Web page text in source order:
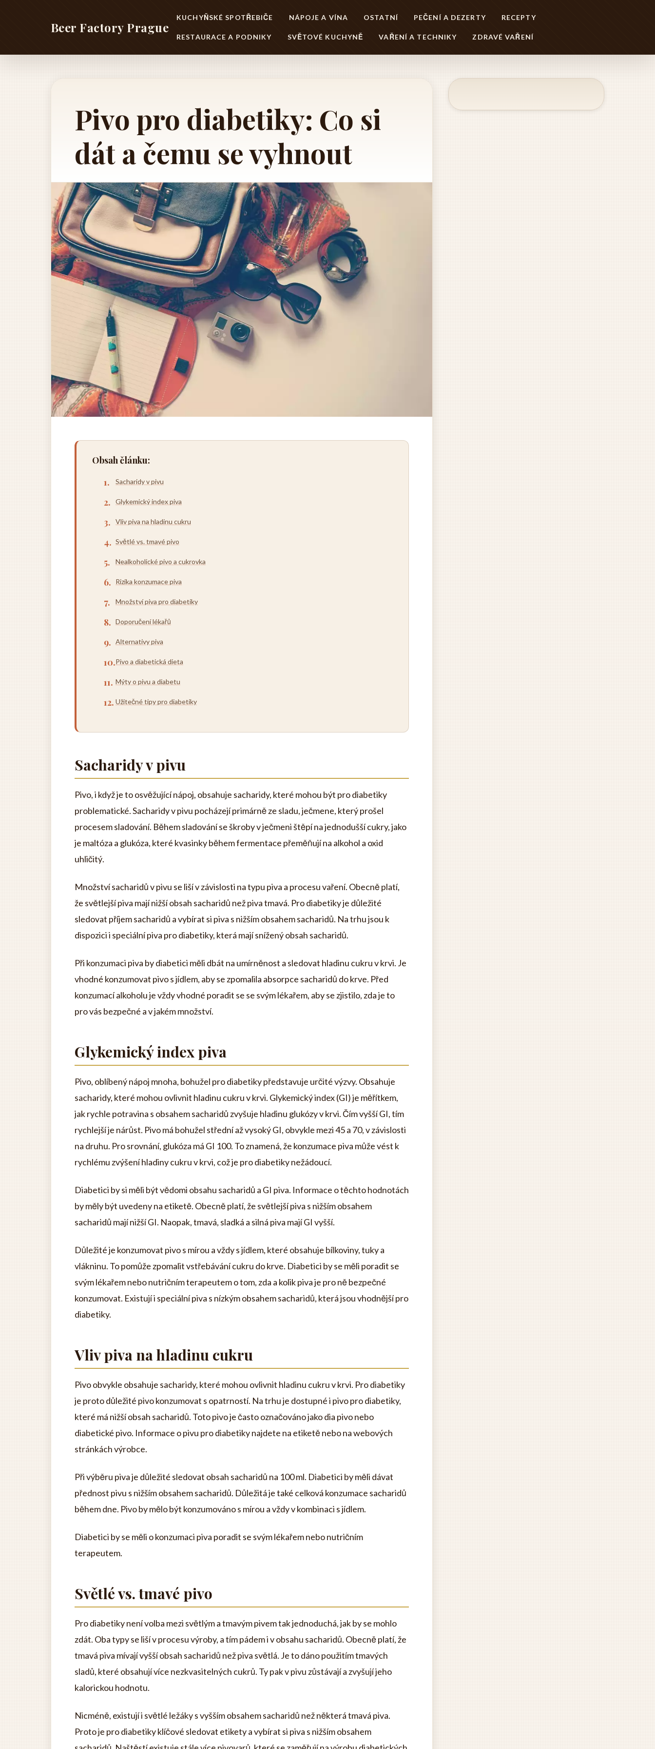
Beer Factory Prague
KUCHYŇSKÉ SPOTŘEBIČE NÁPOJE A VÍNA OSTATNÍ PEČENÍ A DEZERTY RECEPTY
RESTAURACE A PODNIKY SVĚTOVÉ KUCHYNĚ VAŘENÍ A TECHNIKY ZDRAVÉ VAŘENÍ
Pivo pro diabetiky: Co si
dát a čemu se vyhnout
Obsah článku:
Sacharidy v pivu
Glykemický index piva
Vliv piva na hladinu cukru
Světlé vs. tmavé pivo
Nealkoholické pivo a cukrovka
Rizika konzumace piva
Množství piva pro diabetiky
Doporučení lékařů
Alternativy piva
Pivo a diabetická dieta
Mýty o pivu a diabetu
Užitečné tipy pro diabetiky
Sacharidy v pivu
Pivo, i když je to osvěžující nápoj, obsahuje sacharidy, které mohou být pro diabetiky
problematické. Sacharidy v pivu pocházejí primárně ze sladu, ječmene, který prošel
procesem sladování. Během sladování se škroby v ječmeni štěpí na jednodušší cukry, jako
je maltóza a glukóza, které kvasinky během fermentace přeměňují na alkohol a oxid
uhličitý.
Množství sacharidů v pivu se liší v závislosti na typu piva a procesu vaření. Obecně platí,
že světlejší piva mají nižší obsah sacharidů než piva tmavá. Pro diabetiky je důležité
sledovat příjem sacharidů a vybírat si piva s nižším obsahem sacharidů. Na trhu jsou k
dispozici i speciální piva pro diabetiky, která mají snížený obsah sacharidů.
Při konzumaci piva by diabetici měli dbát na umírněnost a sledovat hladinu cukru v krvi. Je
vhodné konzumovat pivo s jídlem, aby se zpomalila absorpce sacharidů do krve. Před
konzumací alkoholu je vždy vhodné poradit se se svým lékařem, aby se zjistilo, zda je to
pro vás bezpečné a v jakém množství.
Glykemický index piva
Pivo, oblíbený nápoj mnoha, bohužel pro diabetiky představuje určité výzvy. Obsahuje
sacharidy, které mohou ovlivnit hladinu cukru v krvi. Glykemický index (GI) je měřítkem,
jak rychle potravina s obsahem sacharidů zvyšuje hladinu glukózy v krvi. Čím vyšší GI, tím
rychlejší je nárůst. Pivo má bohužel střední až vysoký GI, obvykle mezi 45 a 70, v závislosti
na druhu. Pro srovnání, glukóza má GI 100. To znamená, že konzumace piva může vést k
rychlému zvýšení hladiny cukru v krvi, což je pro diabetiky nežádoucí.
Diabetici by si měli být vědomi obsahu sacharidů a GI piva. Informace o těchto hodnotách
by měly být uvedeny na etiketě. Obecně platí, že světlejší piva s nižším obsahem
sacharidů mají nižší GI. Naopak, tmavá, sladká a silná piva mají GI vyšší.
Důležité je konzumovat pivo s mírou a vždy s jídlem, které obsahuje bílkoviny, tuky a
vlákninu. To pomůže zpomalit vstřebávání cukru do krve. Diabetici by se měli poradit se
svým lékařem nebo nutričním terapeutem o tom, zda a kolik piva je pro ně bezpečné
konzumovat. Existují i speciální piva s nízkým obsahem sacharidů, která jsou vhodnější pro
diabetiky.
Vliv piva na hladinu cukru
Pivo obvykle obsahuje sacharidy, které mohou ovlivnit hladinu cukru v krvi. Pro diabetiky
je proto důležité pivo konzumovat s opatrností. Na trhu je dostupné i pivo pro diabetiky,
které má nižší obsah sacharidů. Toto pivo je často označováno jako dia pivo nebo
diabetické pivo. Informace o pivu pro diabetiky najdete na etiketě nebo na webových
stránkách výrobce.
Při výběru piva je důležité sledovat obsah sacharidů na 100 ml. Diabetici by měli dávat
přednost pivu s nižším obsahem sacharidů. Důležitá je také celková konzumace sacharidů
během dne. Pivo by mělo být konzumováno s mírou a vždy v kombinaci s jídlem.
Diabetici by se měli o konzumaci piva poradit se svým lékařem nebo nutričním
terapeutem.
Světlé vs. tmavé pivo
Pro diabetiky není volba mezi světlým a tmavým pivem tak jednoduchá, jak by se mohlo
zdát. Oba typy se liší v procesu výroby, a tím pádem i v obsahu sacharidů. Obecně platí, že
tmavá piva mívají vyšší obsah sacharidů než piva světlá. Je to dáno použitím tmavých
sladů, které obsahují více nezkvasitelných cukrů. Ty pak v pivu zůstávají a zvyšují jeho
kalorickou hodnotu.
Nicméně, existují i ​​světlé ležáky s vyšším obsahem sacharidů než některá tmavá piva.
Proto je pro diabetiky klíčové sledovat etikety a vybírat si piva s nižším obsahem